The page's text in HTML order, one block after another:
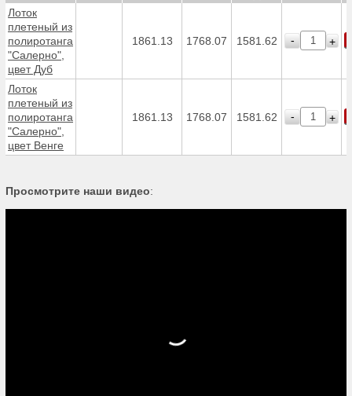
Лоток
плетеный из
полиротанга
"Салерно",
цвет Дуб
1861.13 1768.07 1581.62 - +
Лоток
плетеный из
полиротанга
"Салерно",
цвет Венге
1861.13 1768.07 1581.62 - +
Просмотрите наши видео: